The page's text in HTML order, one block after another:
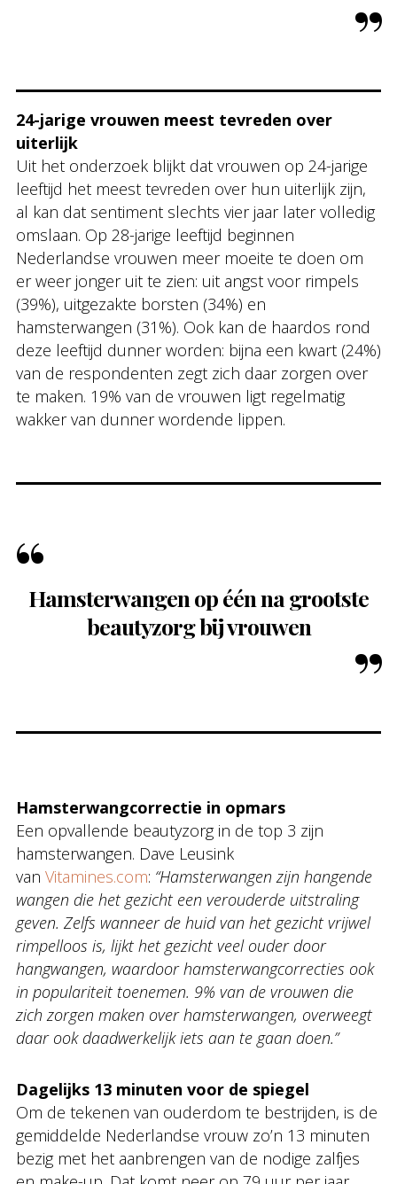
24-jarige vrouwen meest tevreden over
uiterlijk
Uit het onderzoek blijkt dat vrouwen op 24-jarige
leeftijd het meest tevreden over hun uiterlijk zijn,
al kan dat sentiment slechts vier jaar later volledig
omslaan. Op 28-jarige leeftijd beginnen
Nederlandse vrouwen meer moeite te doen om
er weer jonger uit te zien: uit angst voor rimpels
(39%), uitgezakte borsten (34%) en
hamsterwangen (31%). Ook kan de haardos rond
deze leeftijd dunner worden: bijna een kwart (24%)
van de respondenten zegt zich daar zorgen over
te maken. 19% van de vrouwen ligt regelmatig
wakker van dunner wordende lippen.
Hamsterwangen op één na grootste
beautyzorg bij vrouwen
Hamsterwangcorrectie in opmars
Een opvallende beautyzorg in de top 3 zijn
hamsterwangen. Dave Leusink
van Vitamines.com: “Hamsterwangen zijn hangende
wangen die het gezicht een verouderde uitstraling
geven. Zelfs wanneer de huid van het gezicht vrijwel
rimpelloos is, lijkt het gezicht veel ouder door
hangwangen, waardoor hamsterwangcorrecties ook
in populariteit toenemen. 9% van de vrouwen die
zich zorgen maken over hamsterwangen, overweegt
daar ook daadwerkelijk iets aan te gaan doen.”
Dagelijks 13 minuten voor de spiegel
Om de tekenen van ouderdom te bestrijden, is de
gemiddelde Nederlandse vrouw zo’n 13 minuten
bezig met het aanbrengen van de nodige zalfjes